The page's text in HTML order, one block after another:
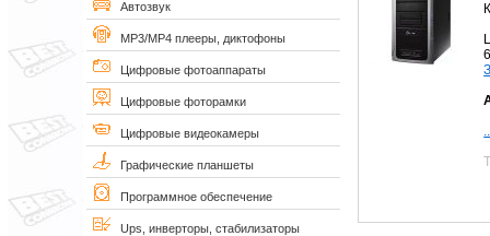
Автозвук
MP3/MP4 плееры, диктофоны
Цифровые фотоаппараты
Цифровые фоторамки
Цифровые видеокамеры
Графические планшеты
Программное обеспечение
Ups, инверторы, стабилизаторы